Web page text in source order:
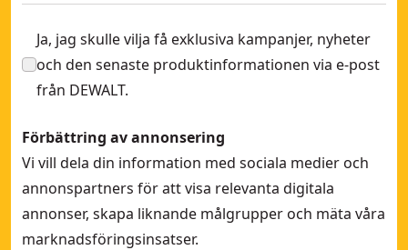
Ja, jag skulle vilja få exklusiva kampanjer, nyheter
och den senaste produktinformationen via e-post
från DEWALT.
Förbättring av annonsering
Vi vill dela din information med sociala medier och
annonspartners för att visa relevanta digitala
annonser, skapa liknande målgrupper och mäta våra
marknadsföringsinsatser.